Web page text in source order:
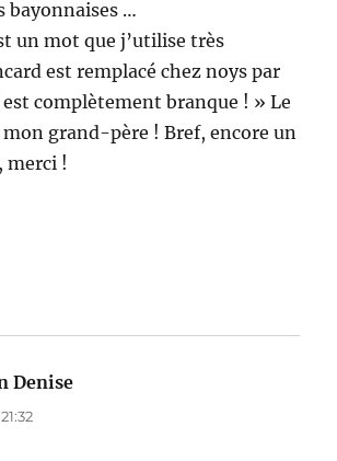
bayonnaises …
un mot que j’utilise très
est remplacé chez noys par
complètement branque ! » Le
grand-père ! Bref, encore un
merci !
Denise